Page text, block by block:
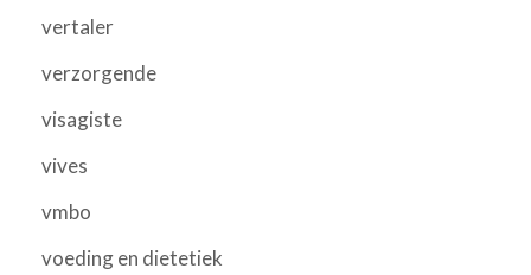
vertaler
verzorgende
visagiste
vives
vmbo
voeding en dietetiek